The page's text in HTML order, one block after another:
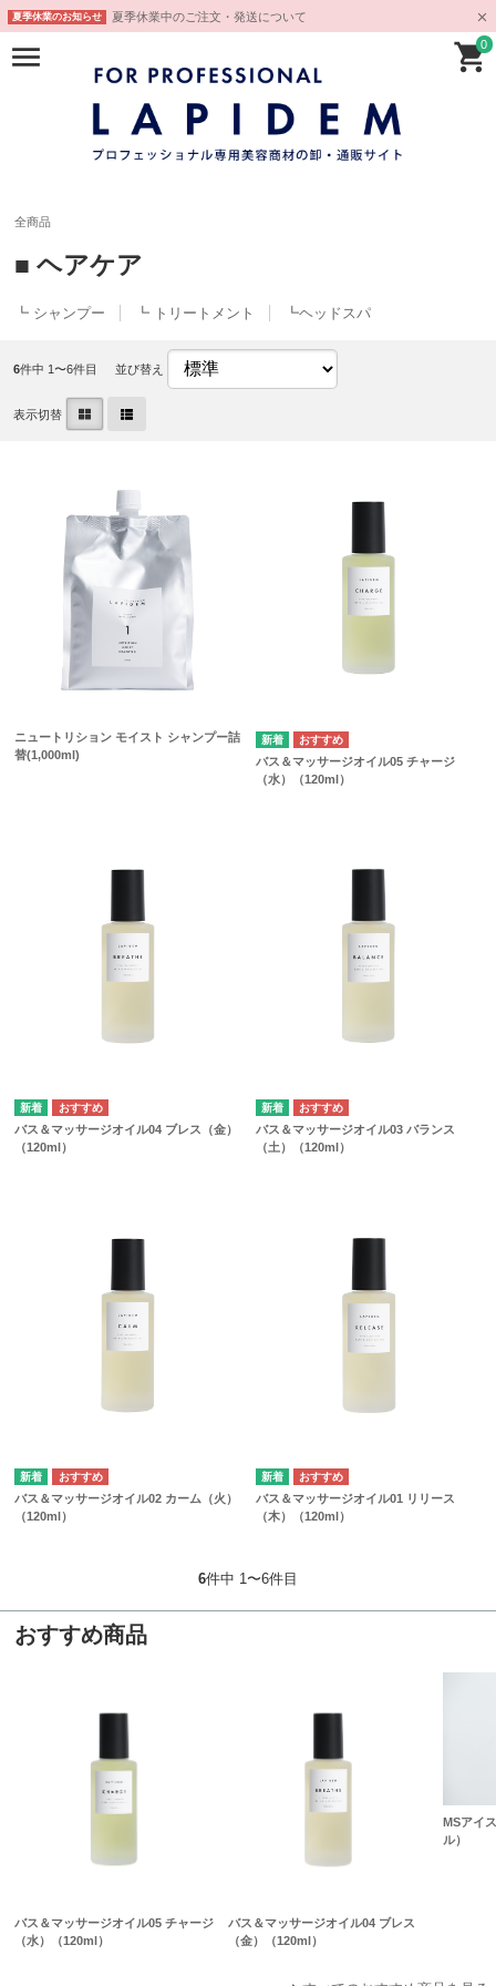
夏季休業のお知らせ 夏季休業中のご注文・発送について
0
全商品
■ ヘアケア
┗ シャンプー ┗ トリートメント ┗ヘッドスパ
6件中 1〜6件目 並び替え
表示切替
ニュートリション モイスト シャンプー詰
替(1,000ml)
バス＆マッサージオイル05 チャージ
（水）（120ml）
バス＆マッサージオイル04 ブレス（金）
（120ml）
バス＆マッサージオイル03 バランス
（土）（120ml）
バス＆マッサージオイル02 カーム（火）
（120ml）
バス＆マッサージオイル01 リリース
（木）（120ml）
6件中 1〜6件目
おすすめ商品
バス＆マッサージオイル05 チャージ
（水）（120ml）
バス＆マッサージオイル04 ブレス
（金）（120ml）
MSアイ
ル）